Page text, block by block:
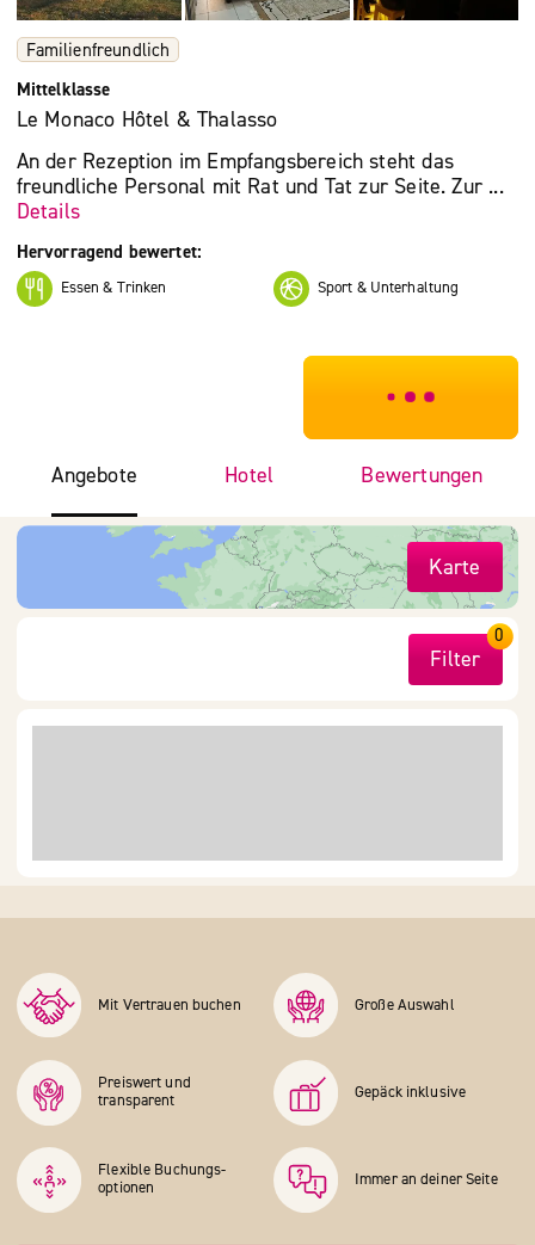
Familienfreundlich
Mittelklasse
Le Monaco Hôtel & Thalasso
An der Rezeption im Empfangsbereich steht das
freundliche Personal mit Rat und Tat zur Seite. Zur ...
Details
Hervorragend bewertet:
Essen & Trinken Sport & Unterhaltung
***************
Angebote Hotel Bewertungen
Karte
Filter
0
Mit Vertrauen buchen Große Auswahl
Preiswert und
transparent
Gepäck inklusive
Flexible Buchungs­
optionen
Immer an deiner Seite